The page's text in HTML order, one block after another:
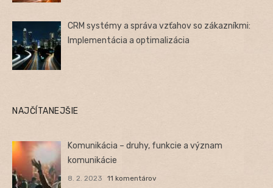
CRM systémy a správa vzťahov so zákazníkmi:
Implementácia a optimalizácia
NAJČÍTANEJŠIE
Komunikácia – druhy, funkcie a význam
komunikácie
8. 2. 2023 11 komentárov